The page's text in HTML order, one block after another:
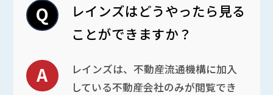
レインズはどうやったら見る
ことができますか？
レインズは、不動産流通機構に加入
している不動産会社のみが閲覧でき